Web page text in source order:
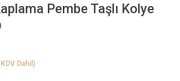
Pembe Taşlı Kolye
Dahil)